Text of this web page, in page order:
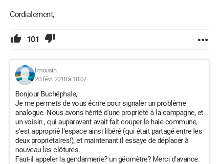
Cordialement,
101
limousin
20 févr. 2010 à 10:07
Bonjour Buchéphale,
Je me permets de vous écrire pour signaler un problème
analogue. Nous avons hérité d'une propriété à la campagne, et
un voisin , qui auparavant avait fait couper le haie commune,
s'est approprié l'espace ainsi libéré (qui était partagé entre les
deux propriétaires!), et maintenant il essaye de déplacer à
nouveau les clôtures.
Faut-il appeler la gendarmerie? un géomètre? Merci d'avance.